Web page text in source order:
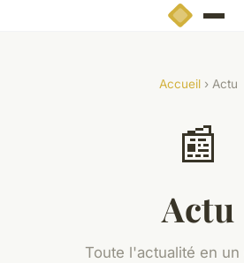
Accueil› Actu
📰
Actu
Toute l'actualité en